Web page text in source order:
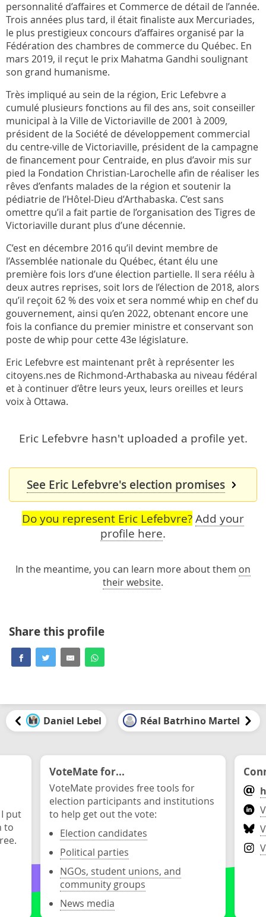
personnalité d’affaires et Commerce de détail de l’année.
Trois années plus tard, il était finaliste aux Mercuriades,
le plus prestigieux concours d’affaires organisé par la
Fédération des chambres de commerce du Québec. En
mars 2019, il reçut le prix Mahatma Gandhi soulignant
son grand humanisme.
Très impliqué au sein de la région, Eric Lefebvre a
cumulé plusieurs fonctions au fil des ans, soit conseiller
municipal à la Ville de Victoriaville de 2001 à 2009,
président de la Société de développement commercial
du centre-ville de Victoriaville, président de la campagne
de financement pour Centraide, en plus d’avoir mis sur
pied la Fondation Christian-Larochelle afin de réaliser les
rêves d’enfants malades de la région et soutenir la
pédiatrie de l’Hôtel-Dieu d’Arthabaska. C’est sans
omettre qu’il a fait partie de l’organisation des Tigres de
Victoriaville durant plus d’une décennie.
C’est en décembre 2016 qu’il devint membre de
l’Assemblée nationale du Québec, étant élu une
première fois lors d’une élection partielle. Il sera réélu à
deux autres reprises, soit lors de l’élection de 2018, alors
qu’il reçoit 62 % des voix et sera nommé whip en chef du
gouvernement, ainsi qu’en 2022, obtenant encore une
fois la confiance du premier ministre et conservant son
poste de whip pour cette 43e législature.
Eric Lefebvre est maintenant prêt à représenter les
citoyens.nes de Richmond-Arthabaska au niveau fédéral
et à continuer d’être leurs yeux, leurs oreilles et leurs
voix à Ottawa.
Eric Lefebvre hasn't uploaded a profile yet.
See Eric Lefebvre's election promises
Do you represent Eric Lefebvre? Add your
profile here.
In the meantime, you can learn more about them on
their website.
Share this profile
Daniel Lebel Réal Batrhino Martel
put
to
VoteMate for...
VoteMate provides free tools for
election participants and institutions
to help get out the vote:
Election candidates
Political parties
NGOs, student unions, and
community groups
News media